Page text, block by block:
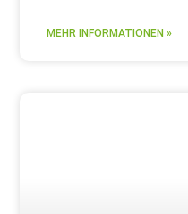
MEHR INFORMATIONEN »